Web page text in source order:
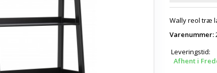
Wally reol træ
Varenummer:
Leveringstid:
Afhent i